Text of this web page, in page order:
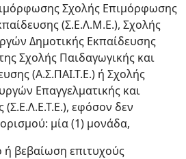
Σχολής Επιμόρφωσης
(Σ.Ε.Λ.Μ.Ε.), Σχολής
Δημοτικής Εκπαίδευσης
Σχολής Παιδαγωγικής και
(Α.Σ.ΠΑΙ.Τ.Ε.) ή Σχολής
Επαγγελματικής και
(Σ.Ε.Λ.Ε.Τ.Ε.), εφόσον δεν
μία (1) μονάδα,
ή βεβαίωση επιτυχούς